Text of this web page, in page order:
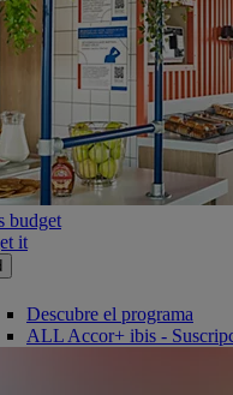
budget
it
Descubre el programa
ALL Accor+ ibis -